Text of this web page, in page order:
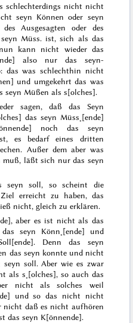
schlechterdings nicht nicht
seyn Können oder seyn
Ausgesagten oder des
Müss. ist, sich als das
kann nicht wieder das
also nur das seyn-
das was schlechthin nicht
und umgekehrt das was
seyn Müßenals s[olches].
sagen, daß das Seyn
das seyn Müss˖[ende]
noch das seyn
es bedarf eines dritten
Außer dem aber was
muß, läßt sich nur das seyn
seyn soll, so scheint die
erreicht zu haben, das
nicht, gleich zu erklären.
aber es ist nicht als das
seyn Könn˖[ende] und
Denn das seyn
das seyn konnte und nicht
soll. Aber wie es zwar
als s˖[olches], so auch das
nichtals solches weil
und so das nicht nicht
nicht daß es nicht aufhören
das seyn K[önnende].